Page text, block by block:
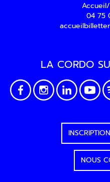
04 75
LA CORDO
NOUS